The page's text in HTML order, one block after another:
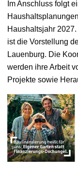
Im Anschluss folgt
Haushaltsjahr
ist die Vorstellung
Lauenburg. Die
werden ihre Arbeit
Projekte sowie